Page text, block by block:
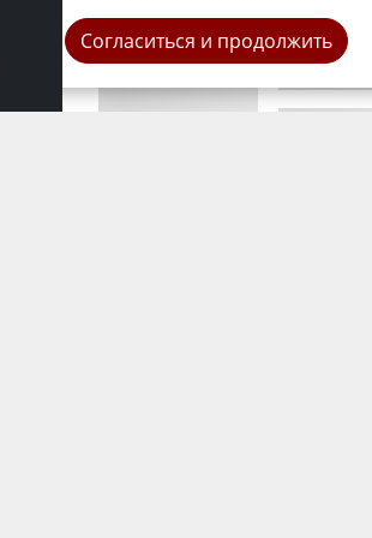
Республика
Согласиться и продолжить